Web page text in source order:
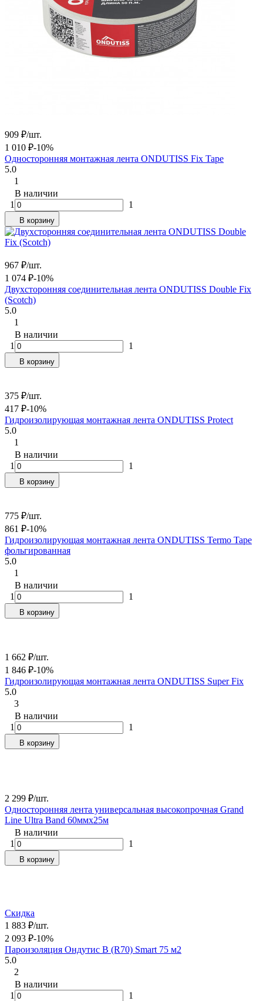
909 ₽/шт.
1 010 ₽-10%
Односторонняя монтажная лента ONDUTISS Fix Tape
5.0
1
В наличии
1
1
В корзину
967 ₽/шт.
1 074 ₽-10%
Двухсторонняя соединительная лента ONDUTISS Double Fix
(Scotch)
5.0
1
В наличии
1
1
В корзину
375 ₽/шт.
417 ₽-10%
Гидроизолирующая монтажная лента ONDUTISS Protect
5.0
1
В наличии
1
1
В корзину
775 ₽/шт.
861 ₽-10%
Гидроизолирующая монтажная лента ONDUTISS Termo Tape
фольгированная
5.0
1
В наличии
1
1
В корзину
1 662 ₽/шт.
1 846 ₽-10%
Гидроизолирующая монтажная лента ONDUTISS Super Fix
5.0
3
В наличии
1
1
В корзину
2 299 ₽/шт.
Односторонняя лента универсальная высокопрочная Grand
Line Ultra Band 60ммх25м
В наличии
1
1
В корзину
Скидка
1 883 ₽/шт.
2 093 ₽-10%
Пароизоляция Ондутис B (R70) Smart 75 м2
5.0
2
В наличии
1
1